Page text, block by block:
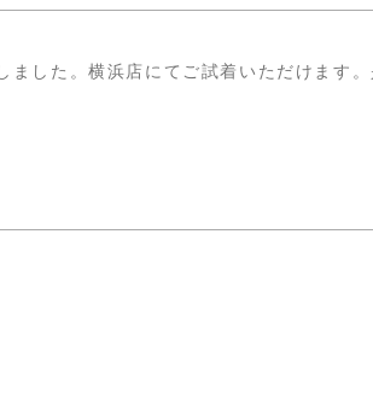
ました。横浜店にてご試着いただけます